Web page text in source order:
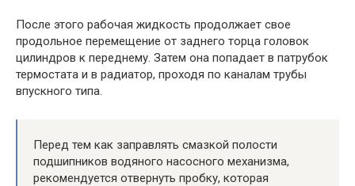
После этого рабочая жидкость продолжает свое
продольное перемещение от заднего торца головок
цилиндров к переднему. Затем она попадает в патрубок
термостата и в радиатор, проходя по каналам трубы
впускного типа.
Перед тем как заправлять смазкой полости
подшипников водяного насосного механизма,
рекомендуется отвернуть пробку, которая